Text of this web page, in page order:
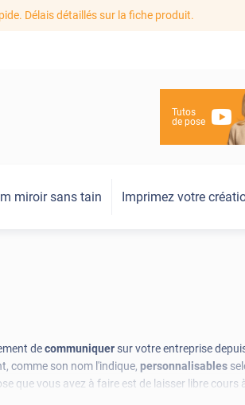
Délais détaillés sur la fiche produit.
Tutos
de pose
miroir sans tain Imprimez votre
decommuniquer sur votre entreprise
comme son nom l'indique, personnalisables
que vous avez à faire est de laisser libre